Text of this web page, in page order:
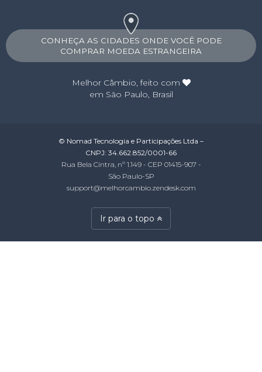
CONHEÇA AS CIDADES ONDE VOCÊ PODE
COMPRAR MOEDA ESTRANGEIRA
Melhor Câmbio, feito com
em São Paulo, Brasil
© Nomad Tecnologia e Participações Ltda –
CNPJ: 34.662.852/0001-66
Rua Bela Cintra, nº 1.149 - CEP 01415-907 -
São Paulo-SP
support@melhorcambio.zendesk.com
Ir para o topo